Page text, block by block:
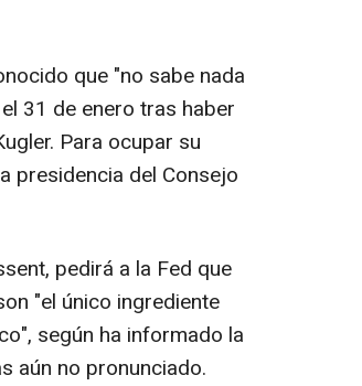
que "no sabe nada
31 de enero tras haber
Para ocupar su
presidencia del Consejo
pedirá a la Fed que
"el único ingrediente
según ha informado la
aún no pronunciado.